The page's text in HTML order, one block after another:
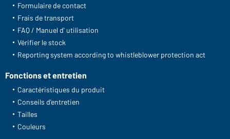
Formulaire de contact
Frais de transport
FAQ / Manuel d' utilisation
Vérifier le stock
Reporting system according to whistleblower protection act
Fonctions et entretien
Caractéristiques du produit
Conseils d'entretien
Tailles
Couleurs